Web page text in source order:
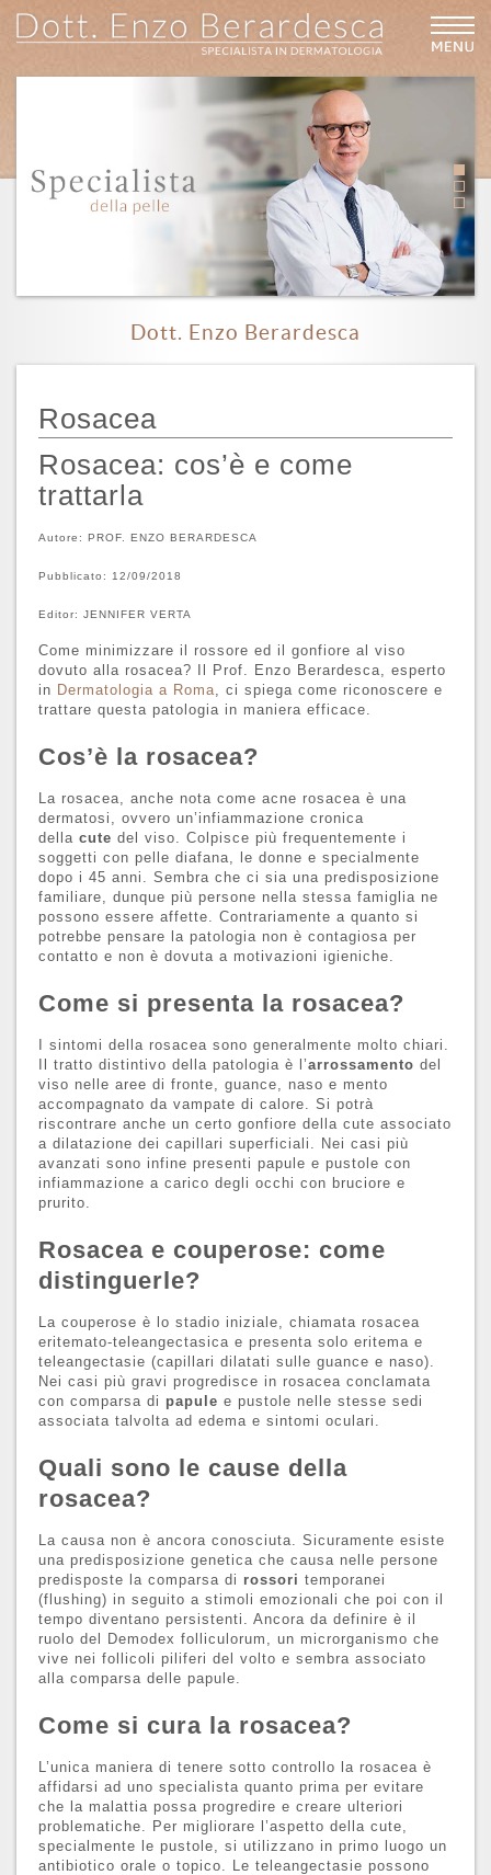
HOME
CHI SONO
PRESS
MEDIA
BLOG
DERMATOLOGIA
CONSULENZE AZIENDALI
Dott. Enzo Berardesca
Rosacea
Rosacea: cos’è e come
trattarla
Autore: PROF. ENZO BERARDESCA
Pubblicato: 12/09/2018
Editor: JENNIFER VERTA
Come minimizzare il rossore ed il gonfiore al viso
dovuto alla rosacea? Il Prof. Enzo Berardesca, esperto
in Dermatologia a Roma, ci spiega come riconoscere e
trattare questa patologia in maniera efficace.
Cos’è la rosacea?
La rosacea, anche nota come acne rosacea è una
dermatosi, ovvero un’infiammazione cronica
della cute del viso. Colpisce più frequentemente i
soggetti con pelle diafana, le donne e specialmente
dopo i 45 anni. Sembra che ci sia una predisposizione
familiare, dunque più persone nella stessa famiglia ne
possono essere affette. Contrariamente a quanto si
potrebbe pensare la patologia non è contagiosa per
contatto e non è dovuta a motivazioni igieniche.
Come si presenta la rosacea?
I sintomi della rosacea sono generalmente molto chiari.
Il tratto distintivo della patologia è l’arrossamento del
viso nelle aree di fronte, guance, naso e mento
accompagnato da vampate di calore. Si potrà
riscontrare anche un certo gonfiore della cute associato
a dilatazione dei capillari superficiali. Nei casi più
avanzati sono infine presenti papule e pustole con
infiammazione a carico degli occhi con bruciore e
prurito.
Rosacea e couperose: come
distinguerle?
La couperose è lo stadio iniziale, chiamata rosacea
eritemato-teleangectasica e presenta solo eritema e
teleangectasie (capillari dilatati sulle guance e naso).
Nei casi più gravi progredisce in rosacea conclamata
con comparsa di papule e pustole nelle stesse sedi
associata talvolta ad edema e sintomi oculari.
Quali sono le cause della
rosacea?
La causa non è ancora conosciuta. Sicuramente esiste
una predisposizione genetica che causa nelle persone
predisposte la comparsa di rossori temporanei
(flushing) in seguito a stimoli emozionali che poi con il
tempo diventano persistenti. Ancora da definire è il
ruolo del Demodex folliculorum, un microrganismo che
vive nei follicoli piliferi del volto e sembra associato
alla comparsa delle papule.
Come si cura la rosacea?
L’unica maniera di tenere sotto controllo la rosacea è
affidarsi ad uno specialista quanto prima per evitare
che la malattia possa progredire e creare ulteriori
problematiche. Per migliorare l’aspetto della cute,
specialmente le pustole, si utilizzano in primo luogo un
antibiotico orale o topico. Le teleangectasie possono